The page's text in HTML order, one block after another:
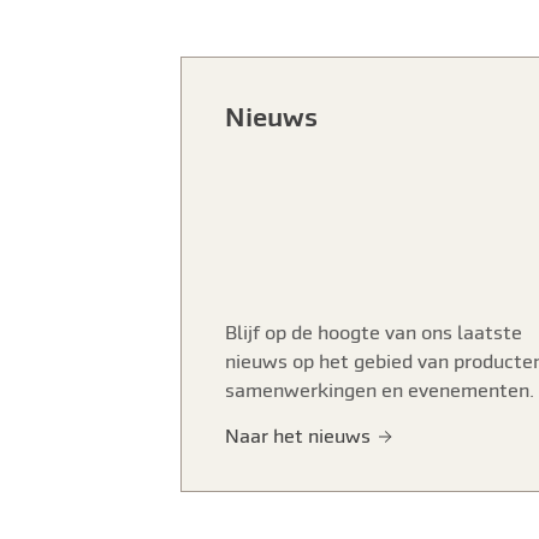
Nieuws
Blijf op de hoogte van ons laatste
nieuws op het gebied van
samenwerkingen en evenementen.
Naar het nieuws